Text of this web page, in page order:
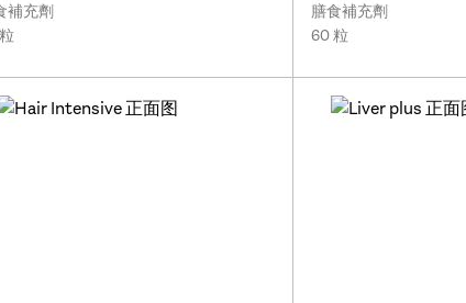
補充劑
Type:
膳食補充劑
Size:
60 粒